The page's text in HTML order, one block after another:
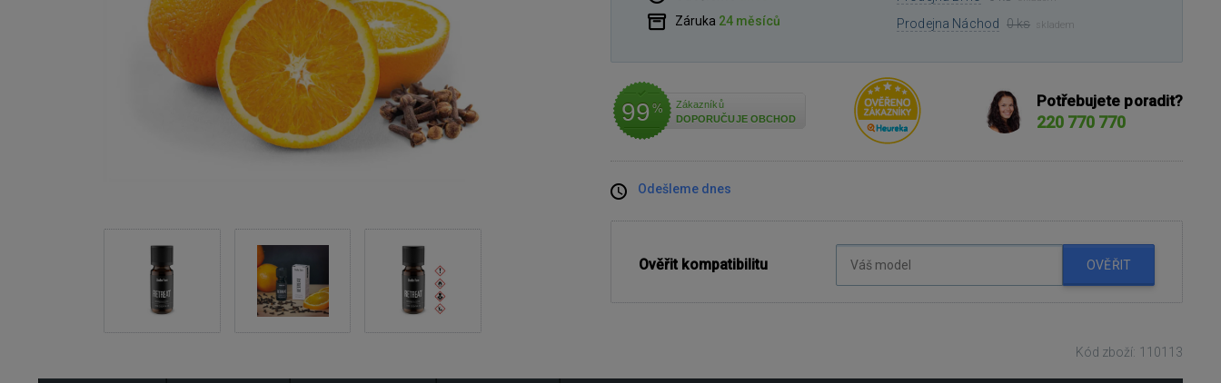
Záruka 24 měsíců Prodejna Náchod 0 ks skladem
99 %
Zákazníků
DOPORUČUJE OBCHOD
Potřebujete poradit?
220 770 770
Odešleme dnes
Ověřit kompatibilitu OVĚŘIT
Kód zboží: 110113